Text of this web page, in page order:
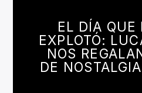
TÍTULO
ARTISTA EL DÍA QUE
EXPLOTÓ:
NOS
DE